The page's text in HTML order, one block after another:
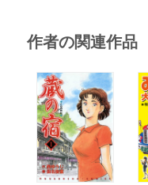
作者の関連作品